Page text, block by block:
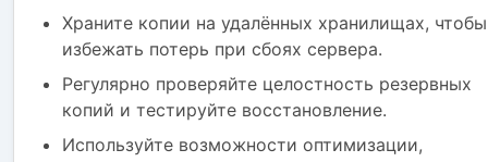
Храните копии на удалённых хранилищах, чтобы
избежать потерь при сбоях сервера.
Регулярно проверяйте целостность резервных
копий и тестируйте восстановление.
Используйте возможности оптимизации,